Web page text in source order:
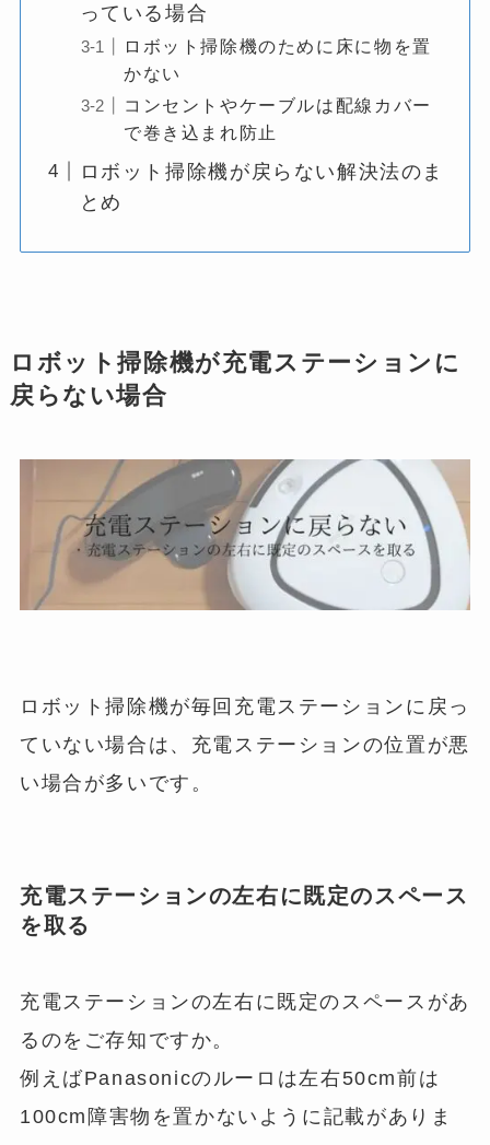
っている場合
ロボット掃除機のために床に物を置
かない
コンセントやケーブルは配線カバー
で巻き込まれ防止
ロボット掃除機が戻らない解決法のま
とめ
ロボット掃除機が充電ステーションに
戻らない場合
ロボット掃除機が毎回充電ステーションに戻っ
ていない場合は、充電ステーションの位置が悪
い場合が多いです。
充電ステーションの左右に既定のスペース
を取る
充電ステーションの左右に既定のスペースがあ
るのをご存知ですか。
例えばPanasonicのルーロは左右50cm前は
100cm障害物を置かないように記載がありま